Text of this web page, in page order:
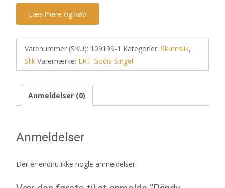
Læs mere og køb
Varenummer (SKU): 109199-1 Kategorier: Skumslik,
Slik Varemærke: ERT Godis Singel
Anmeldelser (0)
Anmeldelser
Der er endnu ikke nogle anmeldelser.